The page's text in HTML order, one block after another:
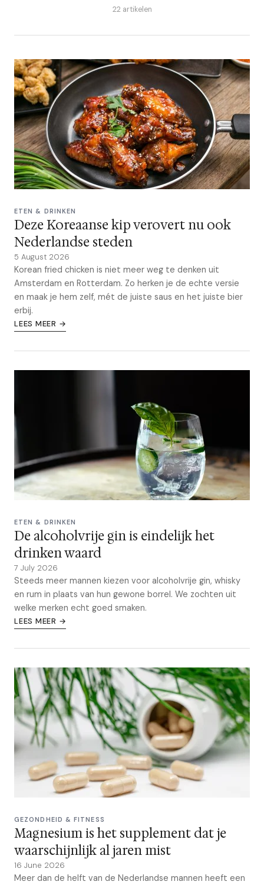
22 artikelen
ETEN & DRINKEN
Deze Koreaanse kip verovert nu ook
Nederlandse steden
5 August 2026
Korean fried chicken is niet meer weg te denken uit
Amsterdam en Rotterdam. Zo herken je de echte versie
en maak je hem zelf, mét de juiste saus en het juiste bier
erbij.
LEES MEER →
ETEN & DRINKEN
De alcoholvrije gin is eindelijk het
drinken waard
7 July 2026
Steeds meer mannen kiezen voor alcoholvrije gin, whisky
en rum in plaats van hun gewone borrel. We zochten uit
welke merken echt goed smaken.
LEES MEER →
GEZONDHEID & FITNESS
Magnesium is het supplement dat je
waarschijnlijk al jaren mist
16 June 2026
Meer dan de helft van de Nederlandse mannen heeft een